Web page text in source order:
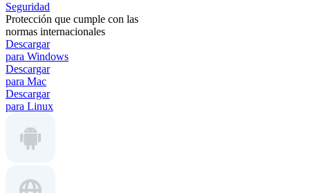
Seguridad
Protección que cumple con las
normas internacionales
Descargar
para Windows
Descargar
para Mac
Descargar
para Linux